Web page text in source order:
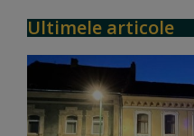
Ultimele articole